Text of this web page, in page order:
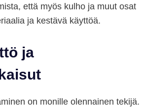
että myös kulho ja muut osat
ja kestävä käyttöä.
ja
on monille olennainen tekijä.